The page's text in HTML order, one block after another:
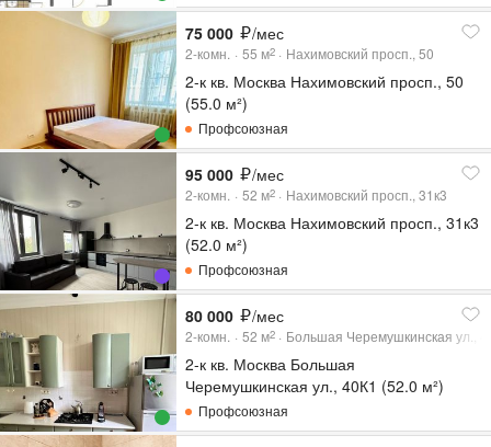
75 000 /мес
2-комн. 55 м2 Нахимовский просп., 50
2-к кв. Москва Нахимовский просп., 50
(55.0 м²)
Профсоюзная
95 000 /мес
2-комн. 52 м2 Нахимовский просп., 31к3
2-к кв. Москва Нахимовский просп., 31к3
(52.0 м²)
Профсоюзная
80 000 /мес
2-комн. 52 м2 Большая Черемушкинская ул.,
2-к кв. Москва Большая
Черемушкинская ул., 40К1 (52.0 м²)
Профсоюзная